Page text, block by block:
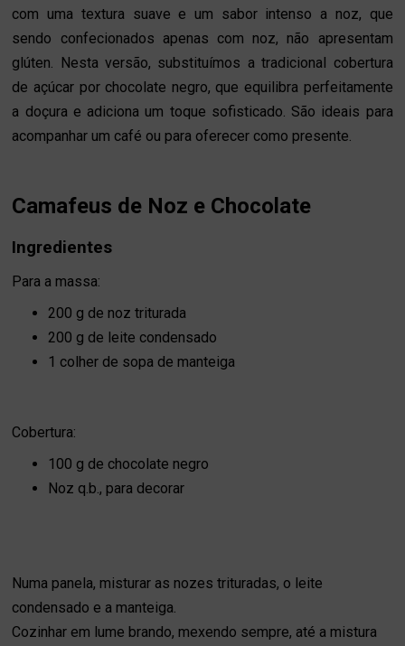
com uma textura suave e um sabor intenso a noz, que
sendo confecionados apenas com noz, não apresentam
glúten. Nesta versão, substituímos a tradicional cobertura
de açúcar por chocolate negro, que equilibra perfeitamente
a doçura e adiciona um toque sofisticado. São ideais para
acompanhar um café ou para oferecer como presente.
Camafeus de Noz e Chocolate
Ingredientes
Para a massa:
200 g de noz triturada
200 g de leite condensado
1 colher de sopa de manteiga
Cobertura:
100 g de chocolate negro
Noz q.b., para decorar
Numa panela, misturar as nozes trituradas, o leite
condensado e a manteiga.
Cozinhar em lume brando, mexendo sempre, até a mistura